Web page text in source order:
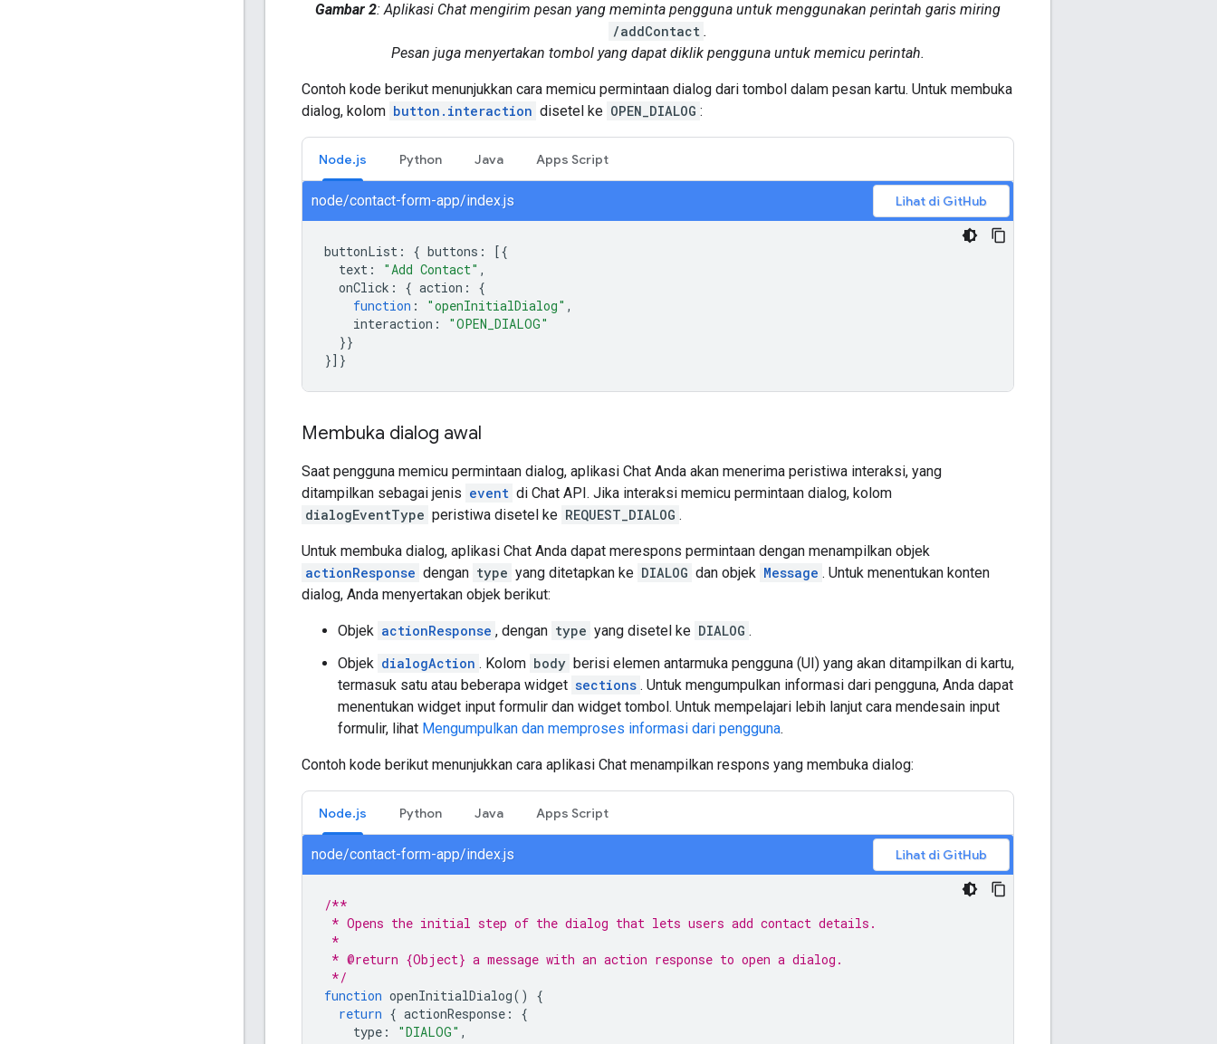
Gambar 2: Aplikasi Chat mengirim pesan yang meminta pengguna untuk menggunakan perintah garis miring
/addContact .
Pesan juga menyertakan tombol yang dapat diklik pengguna untuk memicu perintah.
Contoh kode berikut menunjukkan cara memicu permintaan dialog dari tombol dalam pesan kartu. Untuk membuka
dialog, kolom button.interaction disetel ke OPEN_DIALOG :
Node.js Python Java Apps Script
node/contact-form-app/index.js Lihat di GitHub
buttonList : { buttons :
[{
text : "Add Contact" ,
onClick : { action :
{
function : "openInitialDialog" ,
interaction :
"OPEN_DIALOG"
}}
}]}
Membuka dialog awal
Saat pengguna memicu permintaan dialog, aplikasi Chat Anda akan menerima peristiwa interaksi, yang
ditampilkan sebagai jenis event di Chat API. Jika interaksi memicu permintaan dialog, kolom
dialogEventType peristiwa disetel ke REQUEST_DIALOG .
Untuk membuka dialog, aplikasi Chat Anda dapat merespons permintaan dengan menampilkan objek
actionResponse dengan type yang ditetapkan ke DIALOG dan objek Message . Untuk menentukan konten
dialog, Anda menyertakan objek berikut:
Objek actionResponse , dengan type yang disetel ke DIALOG .
Objek dialogAction . Kolom body berisi elemen antarmuka pengguna (UI) yang akan ditampilkan di kartu,
termasuk satu atau beberapa widget sections . Untuk mengumpulkan informasi dari pengguna, Anda dapat
menentukan widget input formulir dan widget tombol. Untuk mempelajari lebih lanjut cara mendesain input
formulir, lihat Mengumpulkan dan memproses informasi dari pengguna.
Contoh kode berikut menunjukkan cara aplikasi Chat menampilkan respons yang membuka dialog:
Node.js Python Java Apps Script
node/contact-form-app/index.js Lihat di GitHub
/**
* Opens the initial step of the dialog that lets users add contact details.
*
* @return {Object} a message with an action response to open a dialog.
*/
function openInitialDialog()
{
return { actionResponse :
{
type : "DIALOG" ,